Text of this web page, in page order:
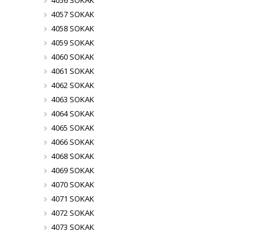
4057 SOKAK
4058 SOKAK
4059 SOKAK
4060 SOKAK
4061 SOKAK
4062 SOKAK
4063 SOKAK
4064 SOKAK
4065 SOKAK
4066 SOKAK
4068 SOKAK
4069 SOKAK
4070 SOKAK
4071 SOKAK
4072 SOKAK
4073 SOKAK